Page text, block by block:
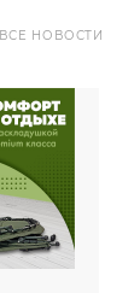
ВСЕ НОВОСТИ